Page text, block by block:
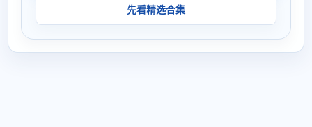
先看精选合集